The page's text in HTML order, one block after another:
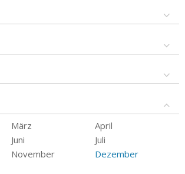
März
April
Juni
Juli
November Dezember